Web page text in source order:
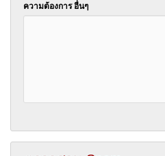
ความต้องการ อื่นๆ